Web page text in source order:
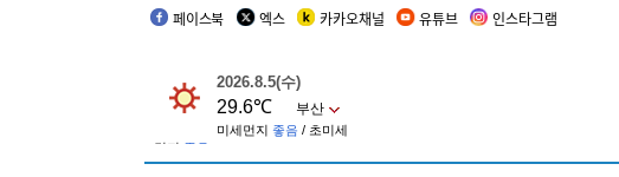
페이스북 엑스 카카오채널 유튜브 인스타그램